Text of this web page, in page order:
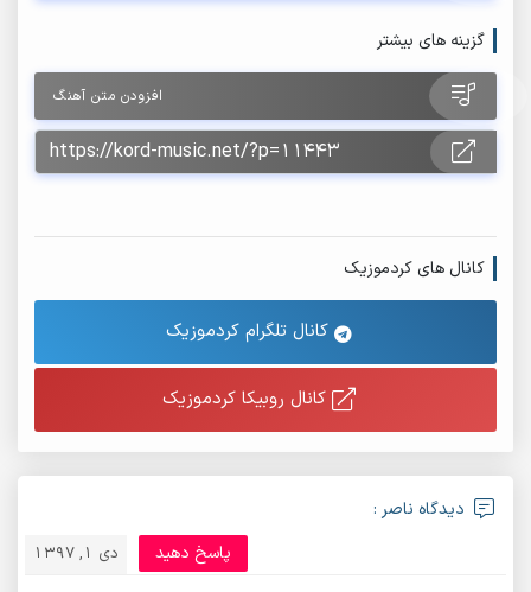
گزینه های بیشتر
افزودن متن آهنگ
کانال های کردموزیک
کانال تلگرام کردموزیک
کانال روبیکا کردموزیک
دیدگاه ناصر :
دی 1, 1397 پاسخ دهید